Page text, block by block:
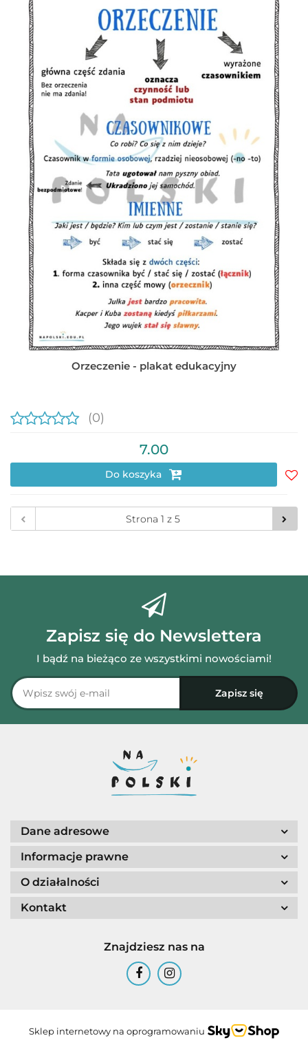
Orzeczenie - plakat edukacyjny
(0)
7.00
Do koszyka
Zapisz się do Newslettera
I bądź na bieżąco ze wszystkimi nowościami!
Dane adresowe
Informacje prawne
O działalności
Kontakt
Znajdziesz nas na
Sklep internetowy na oprogramowaniu